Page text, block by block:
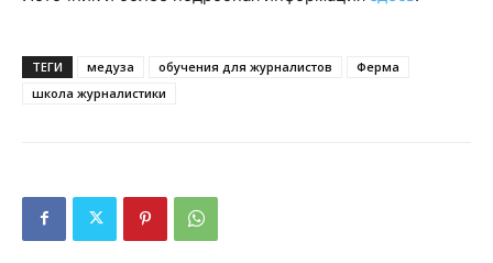
ТЕГИ медуза обучения для журналистов
Ферма
школа журналистики